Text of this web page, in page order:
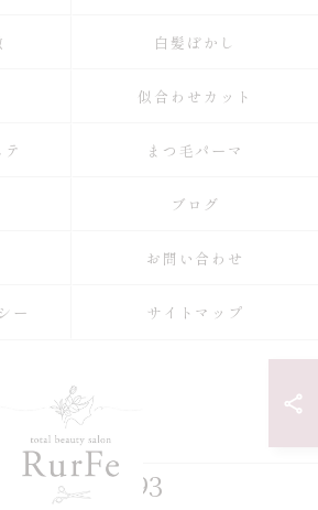
052-990-9993
白髪ぼかし
似合わせカット
まつ毛パーマ
ブログ
お問い合わせ
ー サイトマップ